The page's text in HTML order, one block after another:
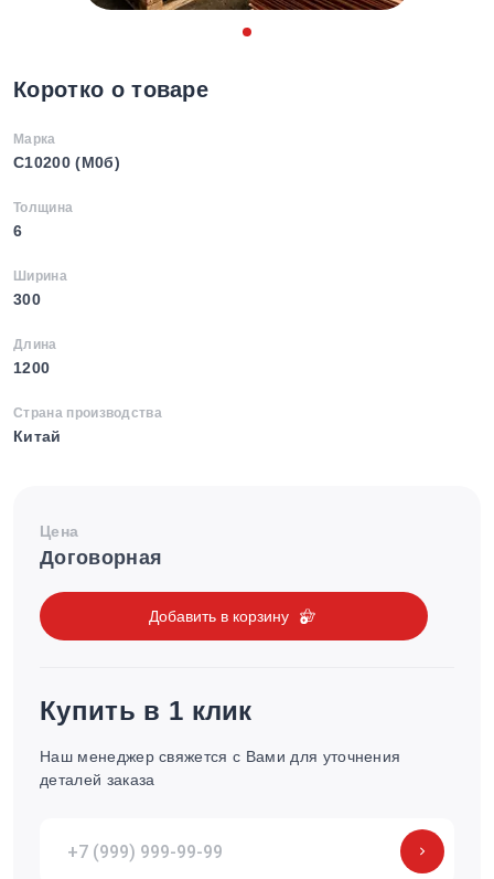
Коротко о товаре
Марка
C10200 (М0б)
Толщина
6
Ширина
300
Длина
1200
Страна производства
Китай
Цена
Договорная
Добавить в корзину
Купить в 1 клик
Наш менеджер свяжется с Вами для уточнения
деталей заказа